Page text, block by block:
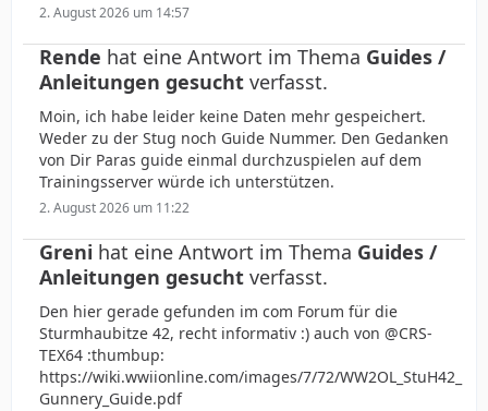
2. August 2026 um 14:57
Rende hat eine Antwort im Thema Guides /
Anleitungen gesucht verfasst.
Moin, ich habe leider keine Daten mehr gespeichert.
Weder zu der Stug noch Guide Nummer. Den Gedanken
von Dir Paras guide einmal durchzuspielen auf dem
Trainingsserver würde ich unterstützen.
2. August 2026 um 11:22
Greni hat eine Antwort im Thema Guides /
Anleitungen gesucht verfasst.
Den hier gerade gefunden im com Forum für die
Sturmhaubitze 42, recht informativ :) auch von @CRS-
TEX64 :thumbup:
https://wiki.wwiionline.com/images/7/72/WW2OL_StuH42_
Gunnery_Guide.pdf